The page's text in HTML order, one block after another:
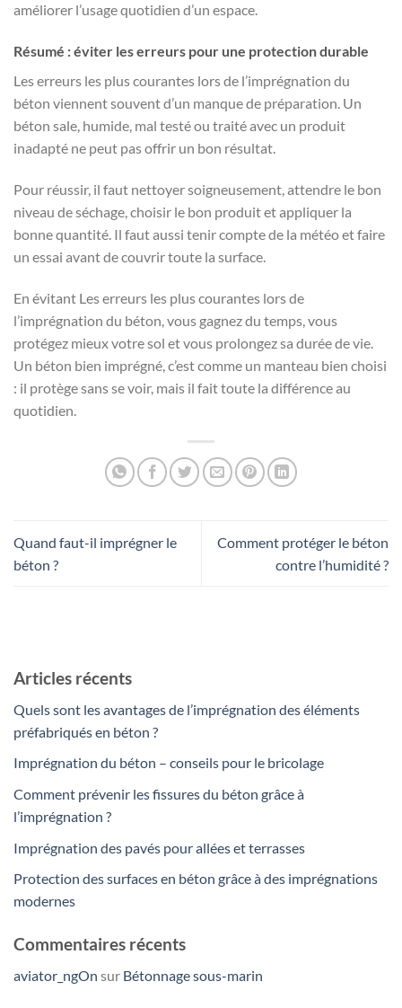
améliorer l’usage quotidien d’un espace.
Résumé : éviter les erreurs pour une protection durable
Les erreurs les plus courantes lors de l’imprégnation du
béton viennent souvent d’un manque de préparation. Un
béton sale, humide, mal testé ou traité avec un produit
inadapté ne peut pas offrir un bon résultat.
Pour réussir, il faut nettoyer soigneusement, attendre le bon
niveau de séchage, choisir le bon produit et appliquer la
bonne quantité. Il faut aussi tenir compte de la météo et faire
un essai avant de couvrir toute la surface.
En évitant Les erreurs les plus courantes lors de
l’imprégnation du béton, vous gagnez du temps, vous
protégez mieux votre sol et vous prolongez sa durée de vie.
Un béton bien imprégné, c’est comme un manteau bien choisi
: il protège sans se voir, mais il fait toute la différence au
quotidien.
Quand faut-il imprégner le
béton ?
Comment protéger le béton
contre l’humidité ?
Articles récents
Quels sont les avantages de l’imprégnation des éléments
préfabriqués en béton ?
Imprégnation du béton – conseils pour le bricolage
Comment prévenir les fissures du béton grâce à
l’imprégnation ?
Imprégnation des pavés pour allées et terrasses
Protection des surfaces en béton grâce à des imprégnations
modernes
Commentaires récents
aviator_ngOn sur Bétonnage sous-marin